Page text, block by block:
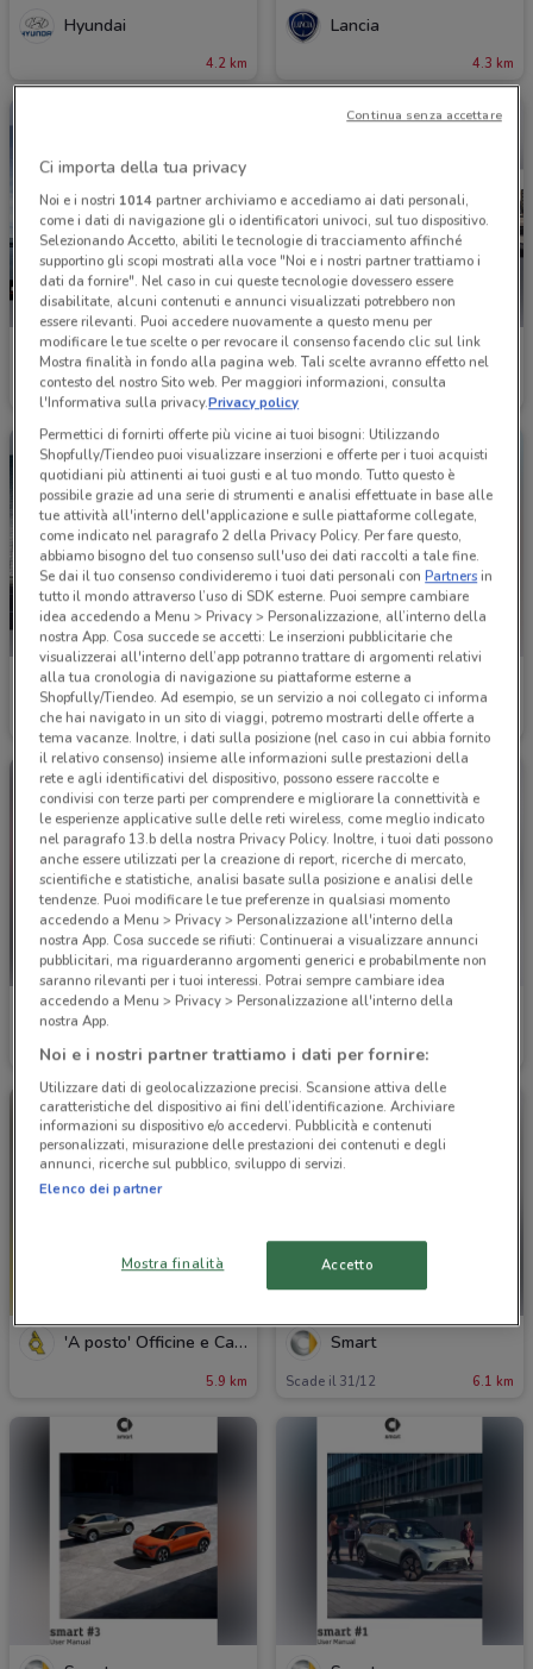
Hyundai
4.2 km
Lancia
4.3 km
Mitsubishi
4.9 km
SsangYong
Volvo
4.9 km
Camping Sport Magenta
Scade il 20/09
Honda
5.1 km
Citroën
'A posto' Officine e Carrozzerie
5.9 km
Smart
Scade il 31/12 6.1 km
Ci importa della tua privacy
Noi e i nostri 1014partner archiviamo e accediamo ai dati personali,
come i dati di navigazione gli o identificatori univoci, sul tuo dispositivo.
Selezionando Accetto, abiliti le tecnologie di tracciamento affinché
supportino gli scopi mostrati alla voce "Noi e i nostri partner trattiamo i
dati da fornire". Nel caso in cui queste tecnologie dovessero essere
disabilitate, alcuni contenuti e annunci visualizzati potrebbero non
essere rilevanti. Puoi accedere nuovamente a questo menu per
modificare le tue scelte o per revocare il consenso facendo clic sul link
Mostra finalità in fondo alla pagina web. Tali scelte avranno effetto nel
contesto del nostro Sito web. Per maggiori informazioni, consulta
l'Informativa sulla privacy.Privacy policy
Permettici di fornirti offerte più vicine ai tuoi bisogni: Utilizzando
Shopfully/Tiendeo puoi visualizzare inserzioni e offerte per i tuoi acquisti
quotidiani più attinenti ai tuoi gusti e al tuo mondo. Tutto questo è
possibile grazie ad una serie di strumenti e analisi effettuate in base alle
tue attività all'interno dell'applicazione e sulle piattaforme collegate,
come indicato nel paragrafo 2 della Privacy Policy. Per fare questo,
abbiamo bisogno del tuo consenso sull'uso dei dati raccolti a tale fine.
Se dai il tuo consenso condivideremo i tuoi dati personali conPartnersin
tutto il mondo attraverso l’uso di SDK esterne. Puoi sempre cambiare
idea accedendo a Menu > Privacy > Personalizzazione, all’interno della
nostra App. Cosa succede se accetti: Le inserzioni pubblicitarie che
visualizzerai all'interno dell’app potranno trattare di argomenti relativi
alla tua cronologia di navigazione su piattaforme esterne a
Shopfully/Tiendeo. Ad esempio, se un servizio a noi collegato ci informa
che hai navigato in un sito di viaggi, potremo mostrarti delle offerte a
tema vacanze. Inoltre, i dati sulla posizione (nel caso in cui abbia fornito
il relativo consenso) insieme alle informazioni sulle prestazioni della
rete e agli identificativi del dispositivo, possono essere raccolte e
condivisi con terze parti per comprendere e migliorare la connettività e
le esperienze applicative sulle delle reti wireless, come meglio indicato
nel paragrafo 13.b della nostra Privacy Policy. Inoltre, i tuoi dati possono
anche essere utilizzati per la creazione di report, ricerche di mercato,
scientifiche e statistiche, analisi basate sulla posizione e analisi delle
tendenze. Puoi modificare le tue preferenze in qualsiasi momento
accedendo a Menu > Privacy > Personalizzazione all'interno della
nostra App. Cosa succede se rifiuti: Continuerai a visualizzare annunci
pubblicitari, ma riguarderanno argomenti generici e probabilmente non
saranno rilevanti per i tuoi interessi. Potrai sempre cambiare idea
accedendo a Menu > Privacy > Personalizzazione all'interno della
nostra App.
Noi e i nostri partner trattiamo i dati per fornire:
Utilizzare dati di geolocalizzazione precisi. Scansione attiva delle
caratteristiche del dispositivo ai fini dell’identificazione. Archiviare
informazioni su dispositivo e/o accedervi. Pubblicità e contenuti
personalizzati, misurazione delle prestazioni dei contenuti e degli
annunci, ricerche sul pubblico, sviluppo di servizi.
Elenco dei partner
Mostra finalità Accetto
Continua senza accettare